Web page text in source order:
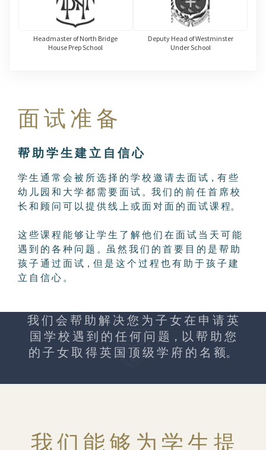
Headmaster of North Bridge
House Prep School
Deputy Head of Westminster
Under School
面 试 准 备
帮 助 学 生 建 立 自 信 心
学 生 通 常 会 被 所 选 择 的 学 校 邀 请 去 面 试，有 些
幼 儿 园 和 大 学 都 需 要 面 试 。我 们 的 前 任 首 席 校
长 和 顾 问 可 以 提 供 线 上 或 面 对 面 的 面 试 课 程。
这 些 课 程 能 够 让 学 生 了 解 他 们 在 面 试 当 天 可 能
遇 到 的 各 种 问 题 。虽 然 我 们 的 首 要 目 的 是 帮 助
孩 子 通 过 面 试，但 是 这 个 过 程 也 有 助 于 孩 子 建
立 自 信 心 。
我 们 会 帮 助 解 决 您 为 子 女 在 申 请 英
国 学 校 遇 到 的 任 何 问 题，以 帮 助 您
的 子 女 取 得 英 国 顶 级 学 府 的 名 额。
我 们 能 够 为 学 生 提